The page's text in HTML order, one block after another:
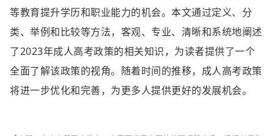
等教育提升学历和职业能力的机会。本文通过定义、分
类、举例和比较等方法，客观、专业、清晰和系统地阐述
了2023年成人高考政策的相关知识，为读者提供了一个
全面了解该政策的视角。随着时间的推移，成人高考政策
将进一步优化和完善，为更多人提供更好的发展机会。